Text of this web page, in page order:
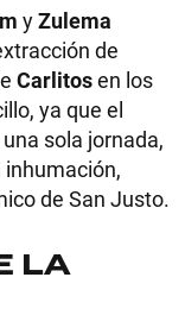
yZulema
de
Carlitosen los
ya que el
sola jornada,
inhumación,
de San Justo.
LA